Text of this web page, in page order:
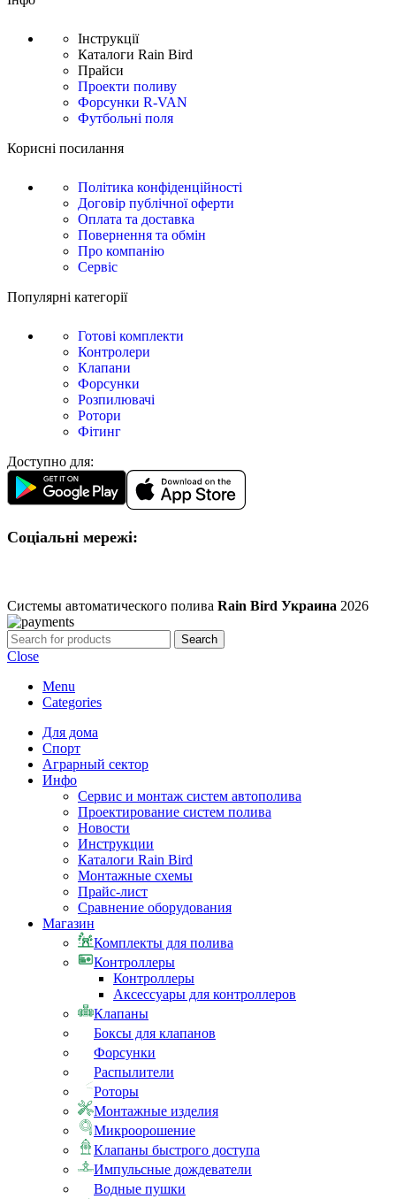
Інструкції
Каталоги Rain Bird
Прайси
Проекти поливу
Форсунки R-VAN
Футбольні поля
Корисні посилання
Політика конфіденційності
Договір публічної оферти
Оплата та доставка
Повернення та обмін
Про компанію
Сервіс
Популярні категорії
Готові комплекти
Контролери
Клапани
Форсунки
Розпилювачі
Ротори
Фітинг
Доступно для:
Соціальні мережі:
Системы автоматического полива Rain Bird Украина 2026
Search
Close
Menu
Categories
Для дома
Спорт
Аграрный сектор
Инфо
Сервис и монтаж систем автополива
Проектирование систем полива
Новости
Инструкции
Каталоги Rain Bird
Монтажные схемы
Прайс-лист
Сравнение оборудования
Магазин
Комплекты для полива
Контроллеры
Контроллеры
Аксессуары для контроллеров
Клапаны
Боксы для клапанов
Форсунки
Распылители
Роторы
Монтажные изделия
Микроорошение
Клапаны быстрого доступа
Импульсные дождеватели
Водные пушки